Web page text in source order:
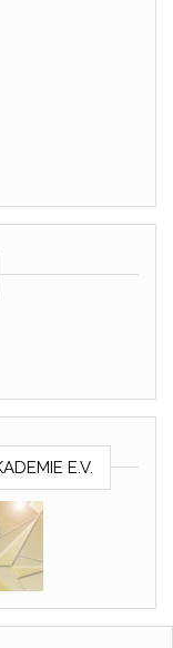
E.V.